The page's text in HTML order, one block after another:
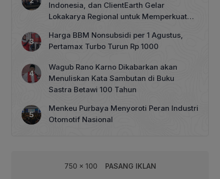
Indonesia, dan ClientEarth Gelar
Lokakarya Regional untuk Memperkuat
Harga BBM Nonsubsidi per 1 Agustus,
Pertamax Turbo Turun Rp 1000
Wagub Rano Karno Dikabarkan akan
Menuliskan Kata Sambutan di Buku
Sastra Betawi 100 Tahun
Menkeu Purbaya Menyoroti Peran Industri
Otomotif Nasional
750 x 100 PASANG IKLAN